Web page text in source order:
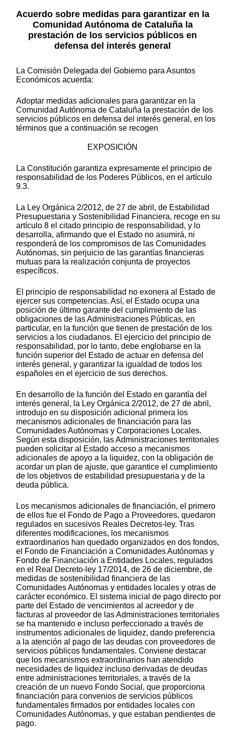
Acuerdo sobre medidas para garantizar en la
Comunidad Autónoma de Cataluña la
prestación de los servicios públicos en
defensa del interés general
La Comisión Delegada del Gobierno para Asuntos
Económicos acuerda:
Adoptar medidas adicionales para garantizar en la
Comunidad Autónoma de Cataluña la prestación de los
servicios públicos en defensa del interés general, en los
términos que a continuación se recogen
EXPOSICIÓN
La Constitución garantiza expresamente el principio de
responsabilidad de los Poderes Públicos, en el artículo
9.3.
La Ley Orgánica 2/2012, de 27 de abril, de Estabilidad
Presupuestaria y Sostenibilidad Financiera, recoge en su
artículo 8 el citado principio de responsabilidad, y lo
desarrolla, afirmando que el Estado no asumirá, ni
responderá de los compromisos de las Comunidades
Autónomas, sin perjuicio de las garantías financieras
mutuas para la realización conjunta de proyectos
específicos.
El principio de responsabilidad no exonera al Estado de
ejercer sus competencias. Así, el Estado ocupa una
posición de último garante del cumplimiento de las
obligaciones de las Administraciones Públicas, en
particular, en la función que tienen de prestación de los
servicios a los ciudadanos. El ejercicio del principio de
responsabilidad, por lo tanto, debe englobarse en la
función superior del Estado de actuar en defensa del
interés general, y garantizar la igualdad de todos los
españoles en el ejercicio de sus derechos.
En desarrollo de la función del Estado en garantía del
interés general, la Ley Orgánica 2/2012, de 27 de abril,
introdujo en su disposición adicional primera los
mecanismos adicionales de financiación para las
Comunidades Autónomas y Corporaciones Locales.
Según esta disposición, las Administraciones territoriales
pueden solicitar al Estado acceso a mecanismos
adicionales de apoyo a la liquidez, con la obligación de
acordar un plan de ajuste, que garantice el cumplimiento
de los objetivos de estabilidad presupuestaria y de la
deuda pública.
Los mecanismos adicionales de financiación, el primero
de ellos fue el Fondo de Pago a Proveedores, quedaron
regulados en sucesivos Reales Decretos-ley. Tras
diferentes modificaciones, los mecanismos
extraordinarios han quedado organizados en dos fondos,
el Fondo de Financiación a Comunidades Autónomas y
Fondo de Financiación a Entidades Locales, regulados
en el Real Decreto-ley 17/2014, de 26 de diciembre, de
medidas de sostenibilidad financiera de las
Comunidades Autónomas y entidades locales y otras de
carácter económico. El sistema inicial de pago directo por
parte del Estado de vencimientos al acreedor y de
facturas al proveedor de las Administraciones territoriales
se ha mantenido e incluso perfeccionado a través de
instrumentos adicionales de liquidez, dando preferencia
a la atención al pago de las deudas con proveedores de
servicios públicos fundamentales. Conviene destacar
que los mecanismos extraordinarios han atendido
necesidades de liquidez incluso derivadas de deudas
entre administraciones territoriales, a través de la
creación de un nuevo Fondo Social, que proporciona
financiación para convenios de servicios públicos
fundamentales firmados por entidades locales con
Comunidades Autónomas, y que estaban pendientes de
pago.